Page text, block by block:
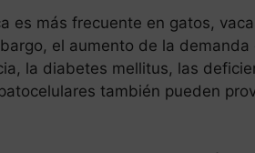
es más frecuente en gatos,
el aumento de la demanda
la diabetes mellitus, las
también pueden